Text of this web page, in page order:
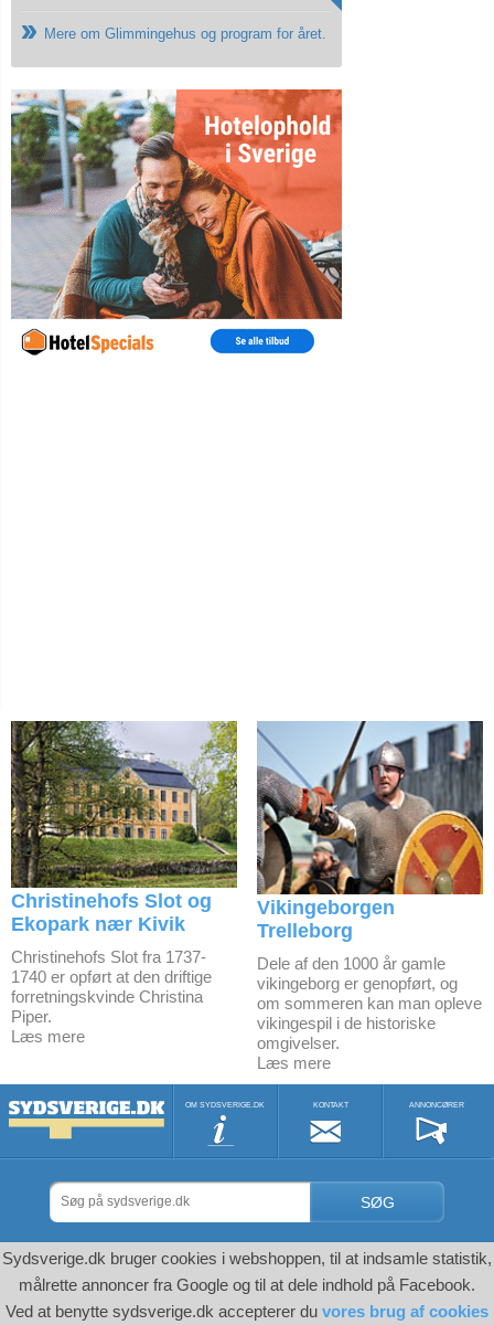
Mere om Glimmingehus og program for året.
Christinehofs Slot og
Ekopark nær Kivik
Christinehofs Slot fra 1737-
1740 er opført at den driftige
forretningskvinde Christina
Piper.
Læs mere
Vikingeborgen
Trelleborg
Dele af den 1000 år gamle
vikingeborg er genopført, og
om sommeren kan man opleve
vikingespil i de historiske
omgivelser.
Læs mere
OM SYDSVERIGE.DK KONTAKT ANNONCØRER
SØG
Sydsverige.dk bruger cookies i webshoppen, til at indsamle statistik,
målrette annoncer fra Google og til at dele indhold på Facebook.
Ved at benytte sydsverige.dk accepterer du vores brug af cookies